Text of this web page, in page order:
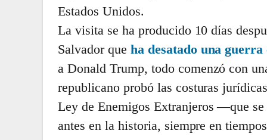
Estados Unidos.
La visita se ha producido 10 días
Salvador que ha desatado una
a Donald Trump, todo comenzó con
republicano probó las costuras
Ley de Enemigos Extranjeros —que se
antes en la historia, siempre en